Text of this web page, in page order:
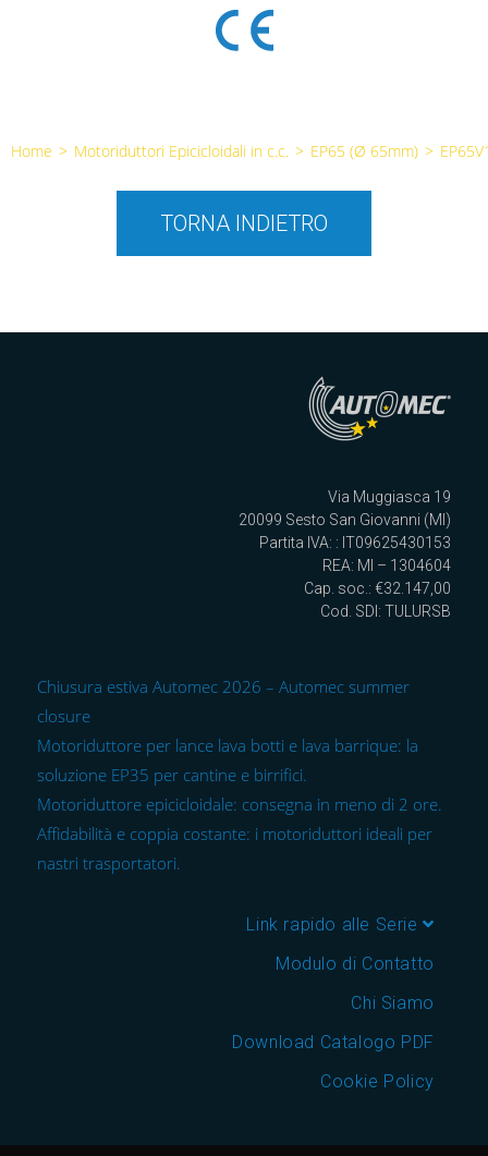
Home > Motoriduttori Epicicloidali in c.c. > EP65 (Ø 65mm) >
TORNA INDIETRO
Via Muggiasca 19
20099 Sesto San Giovanni (MI)
Partita IVA: : IT09625430153
REA: MI – 1304604
Cap. soc.: €32.147,00
Cod. SDI: TULURSB
Chiusura estiva Automec 2026 – Automec summer
closure
Motoriduttore per lance lava botti e lava barrique: la
soluzione EP35 per cantine e birrifici.
Motoriduttore epicicloidale: consegna in meno di 2 ore.
Affidabilità e coppia costante: i motoriduttori ideali per
nastri trasportatori.
Link rapido alle Serie
Modulo di Contatto
Chi Siamo
Download Catalogo PDF
Cookie Policy